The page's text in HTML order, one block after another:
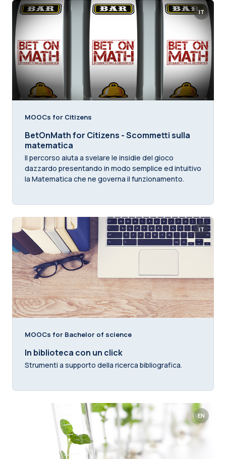
IT
MOOCs for Citizens
BetOnMath for Citizens - Scommetti sulla
matematica
Il percorso aiuta a svelare le insidie del gioco
dazzardo presentando in modo semplice ed intuitivo
la Matematica che ne governa il funzionamento.
IT
MOOCs for Bachelor of science
In biblioteca con un click
Strumenti a supporto della ricerca bibliografica.
EN